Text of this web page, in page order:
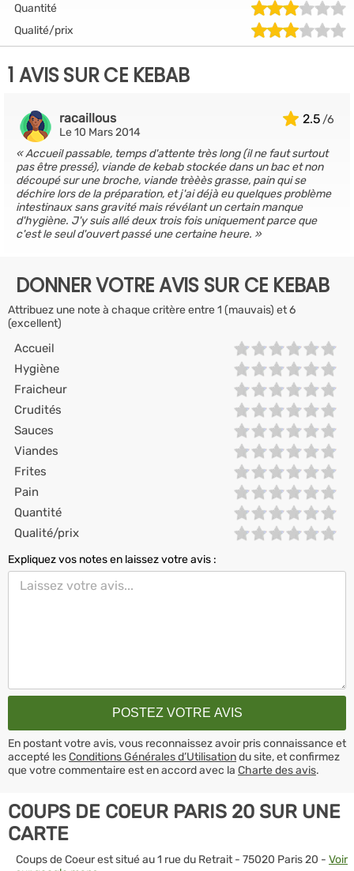
Quantité
Qualité/prix
1 AVIS SUR CE KEBAB
2.5
racaillous
Le 10 Mars 2014
Accueil passable, temps d'attente très long (il ne faut surtout
pas être pressé), viande de kebab stockée dans un bac et non
découpé sur une broche, viande trèèès grasse, pain qui se
déchire lors de la préparation, et j'ai déjà eu quelques problème
intestinaux sans gravité mais révélant un certain manque
d'hygiène. J'y suis allé deux trois fois uniquement parce que
c'est le seul d'ouvert passé une certaine heure.
DONNER VOTRE AVIS SUR CE KEBAB
Attribuez une note à chaque critère entre 1 (mauvais) et 6
(excellent)
Accueil
Hygiène
Fraicheur
Crudités
Sauces
Viandes
Frites
Pain
Quantité
Qualité/prix
Expliquez vos notes en laissez votre avis :
En postant votre avis, vous reconnaissez avoir pris connaissance et
accepté lesConditions Générales d’Utilisationdu site, et confirmez
que votre commentaire est en accord avec la Charte des avis.
COUPS DE COEUR PARIS 20 SUR UNE
CARTE
Coups de Coeur est situé au 1 rue du Retrait - 75020 Paris 20 - Voir